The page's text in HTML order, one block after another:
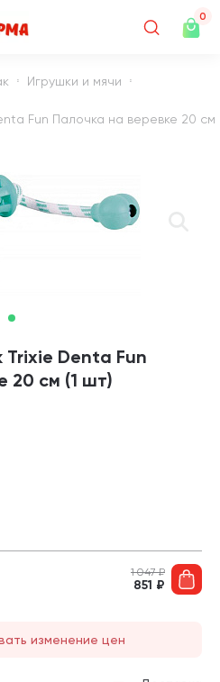
0
Игрушки и мячи
Fun Палочка на веревке 20 см
Trixie Denta Fun
20 см (1 шт)
1 047₽
851 ₽
изменение цен